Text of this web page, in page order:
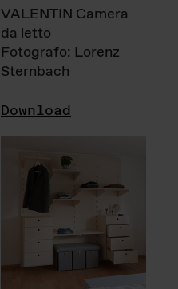
VALENTIN Camera
da letto
Fotografo: Lorenz
Sternbach
Download